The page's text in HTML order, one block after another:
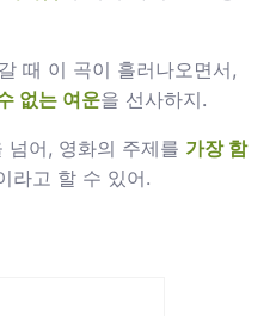
때 이 곡이 흘러나오면서,
없는 여운을 선사하지.
넘어, 영화의 주제를 가장 함
라고 할 수 있어.